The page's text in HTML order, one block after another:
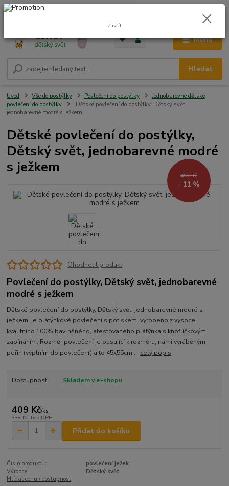
Menu
Hledat
+420 604 278 943 0,00 Kč
Úvod Vše do postýlky Povlečení do postýlky
Jednobarevné dětské
povlečení do postýlky
Dětské povlečení do postýlky, Dětský svět,
jednobarevné modré s ježkem
Dětské povlečení do postýlky,
Dětský svět, jednobarevné modré
s ježkem
459 Kč
- 11 %
Ohodnotit produkt
Povlečení do postýlky, Dětský svět, jednobarevné
modré s ježkem
Dětské povlečení do postýlky, Dětský svět, jednobarevné modré s
ježkem, je plátýnkové povlečení s potiskem, vyrobeno z vysoce
kvalitního 100% bavlněného, atestovaného plátýnka s knoflíčkovým
zapínáním. Rozměr povlečení je pasující k rozměru, námi vyráběným
peřin (výplňím do povlečení) a to 45x55cm ... celý popis
Dostupnost Skladem v e-shopu
409 Kč/ks
338 Kč bez DPH
Přidat do košíku
Číslo produktu:
povlečení ježek
Výrobce:
Dětský svět
Hlídat cenu / dostupnost
Zavřít